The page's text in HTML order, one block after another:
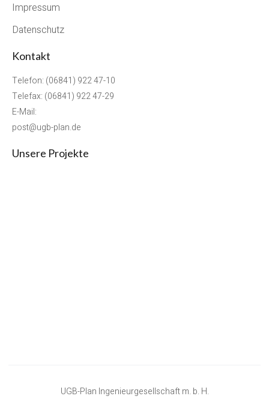
Impressum
Datenschutz
Kontakt
Telefon: (06841) 922 47-10
Telefax: (06841) 922 47-29
E-Mail:
post@ugb-plan.de
Unsere Projekte
UGB-Plan Ingenieurgesellschaft m. b. H.